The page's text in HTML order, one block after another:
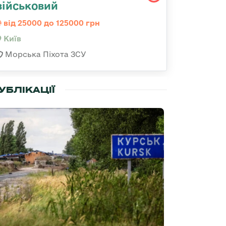
від 25000 до 125000 грн
Київ
Морська Піхота ЗСУ